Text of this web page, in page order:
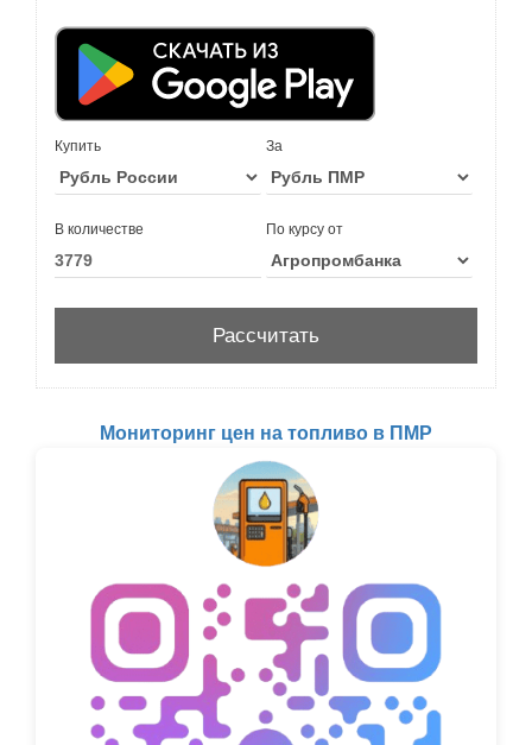
Купить За
В количестве По курсу от
Мониторинг цен на топливо в ПМР